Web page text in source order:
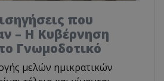
που
– Η Κυβέρνηση
Γνωμοδοτικό
μελών ημικρατικών